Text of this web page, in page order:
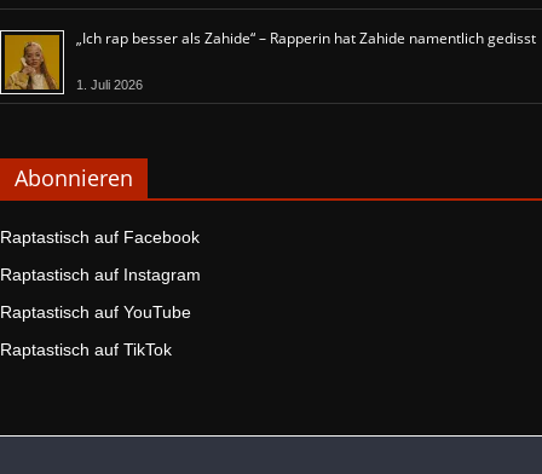
„Ich rap besser als Zahide“ – Rapperin hat Zahide namentlich gedisst
1. Juli 2026
Abonnieren
Raptastisch auf Facebook
Raptastisch auf Instagram
Raptastisch auf YouTube
Raptastisch auf TikTok